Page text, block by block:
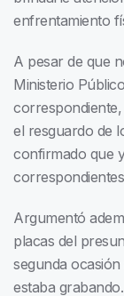
enfrentamiento
A pesar de que
Ministerio
el resguardo de
confirmado que
Argumentó
placas del
segunda
estaba grabando.